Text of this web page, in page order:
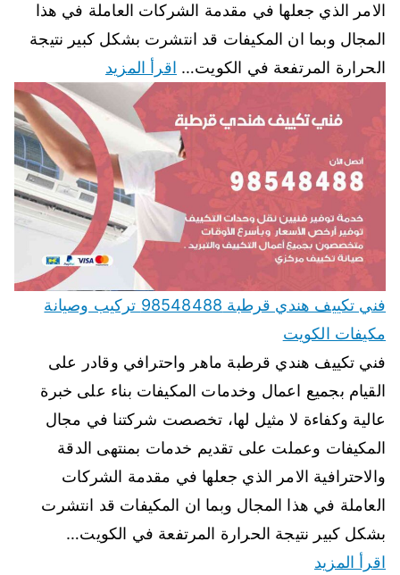
الامر الذي جعلها في مقدمة الشركات العاملة في هذا
المجال وبما ان المكيفات قد انتشرت بشكل كبير نتيجة
الحرارة المرتفعة في الكويت… اقرأ المزيد
فني تكييف هندي قرطبة 98548488 تركيب وصيانة
مكيفات الكويت
فني تكييف هندي قرطبة ماهر واحترافي وقادر على
القيام بجميع اعمال وخدمات المكيفات بناء على خبرة
عالية وكفاءة لا مثيل لها، تخصصت شركتنا في مجال
المكيفات وعملت على تقديم خدمات بمنتهى الدقة
والاحترافية الامر الذي جعلها في مقدمة الشركات
العاملة في هذا المجال وبما ان المكيفات قد انتشرت
بشكل كبير نتيجة الحرارة المرتفعة في الكويت…
اقرأ المزيد